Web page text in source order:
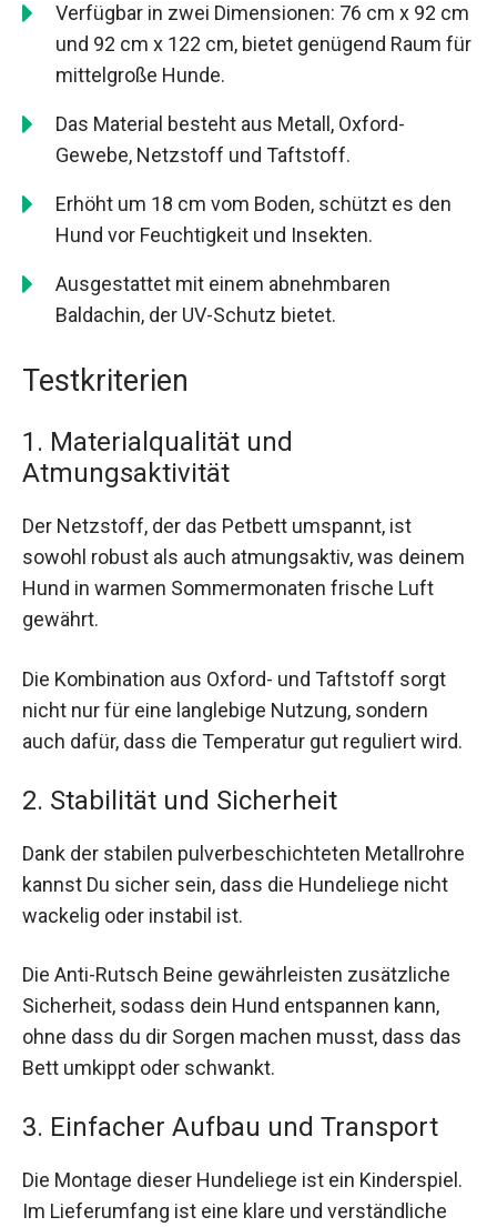
Verfügbar in zwei Dimensionen: 76 cm x 92 cm
und 92 cm x 122 cm, bietet genügend Raum für
mittelgroße Hunde.
Das Material besteht aus Metall, Oxford-
Gewebe, Netzstoff und Taftstoff.
Erhöht um 18 cm vom Boden, schützt es den
Hund vor Feuchtigkeit und Insekten.
Ausgestattet mit einem abnehmbaren
Baldachin, der UV-Schutz bietet.
Testkriterien
1. Materialqualität und
Atmungsaktivität
Der Netzstoff, der das Petbett umspannt, ist
sowohl robust als auch atmungsaktiv, was deinem
Hund in warmen Sommermonaten frische Luft
gewährt.
Die Kombination aus Oxford- und Taftstoff sorgt
nicht nur für eine langlebige Nutzung, sondern
auch dafür, dass die Temperatur gut reguliert wird.
2. Stabilität und Sicherheit
Dank der stabilen pulverbeschichteten Metallrohre
kannst Du sicher sein, dass die Hundeliege nicht
wackelig oder instabil ist.
Die Anti-Rutsch Beine gewährleisten zusätzliche
Sicherheit, sodass dein Hund entspannen kann,
ohne dass du dir Sorgen machen musst, dass das
Bett umkippt oder schwankt.
3. Einfacher Aufbau und Transport
Die Montage dieser Hundeliege ist ein Kinderspiel.
Im Lieferumfang ist eine klare und verständliche